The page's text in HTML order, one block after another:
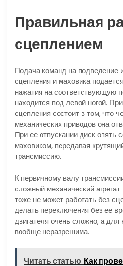
Правильная
сцеплением
Подача команд на подведение
сцепления и маховика
нажатия на соответствующую
находится под левой ногой.
сцепления состоит в том, что
механических приводов она
При ее отпускании диск опять
маховиком, передавая
трансмиссию.
К первичному валу
сложный механический
тоже не может работать без
делать переключения без ее
двигателя очень сложно, а для
вообще неразрешима.
Читать статью Как